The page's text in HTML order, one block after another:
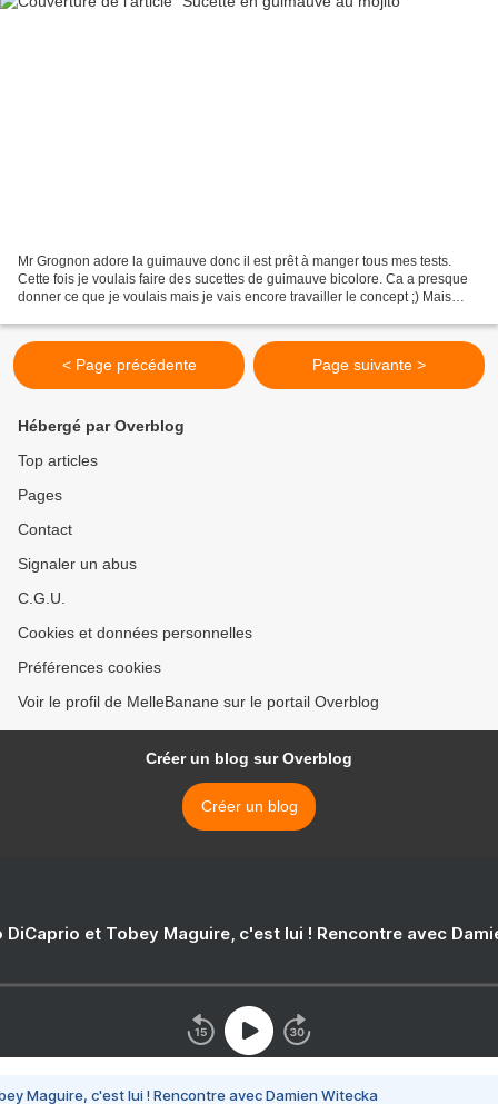
Mr Grognon adore la guimauve donc il est prêt à manger tous mes tests.
Cette fois je voulais faire des sucettes de guimauve bicolore. Ca a presque
donner ce que je voulais mais je vais encore travailler le concept ;) Mais
< Page précédente Page suivante >
Hébergé par Overblog
Top articles
Pages
Contact
Signaler un abus
C.G.U.
Cookies et données personnelles
Préférences cookies
Voir le profil de MelleBanane sur le portail Overblog
Créer un blog sur Overblog
Créer un blog
DiCaprio et Tobey Maguire, c'est lui ! Rencontre avec
Maguire, c'est lui ! Rencontre avec Damien Witecka